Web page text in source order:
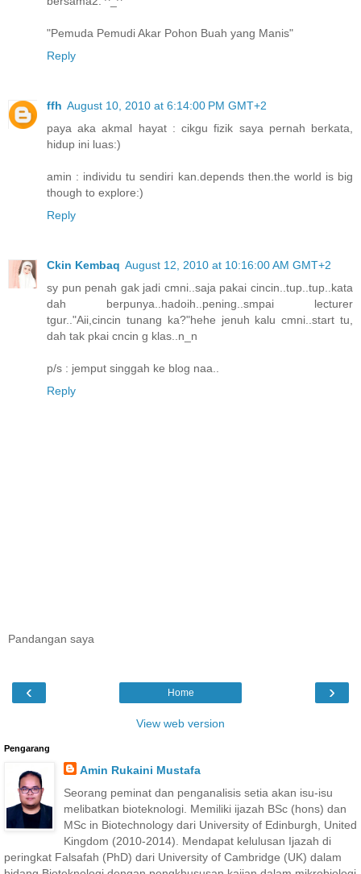
"Pemuda Pemudi Akar Pohon Buah yang Manis"
Reply
ffh August 10, 2010 at 6:14:00 PM GMT+2
paya aka akmal hayat : cikgu fizik saya pernah berkata,
hidup ini luas:)
amin : individu tu sendiri kan.depends then.the world is big
though to explore:)
Reply
Ckin Kembaq August 12, 2010 at 10:16:00 AM GMT+2
sy pun penah gak jadi cmni..saja pakai cincin..tup..tup..kata
dah berpunya..hadoih..pening..smpai lecturer
tgur.."Aii,cincin tunang ka?"hehe jenuh kalu cmni..start tu,
dah tak pkai cncin g klas..n_n
p/s : jemput singgah ke blog naa..
Reply
Pandangan saya
‹ ›
Home
View web version
Pengarang
Amin Rukaini Mustafa
Seorang peminat dan penganalisis setia akan isu-isu
melibatkan bioteknologi. Memiliki ijazah BSc (hons) dan
MSc in Biotechnology dari University of Edinburgh, United
Kingdom (2010-2014). Mendapat kelulusan Ijazah di
peringkat Falsafah (PhD) dari University of Cambridge (UK) dalam